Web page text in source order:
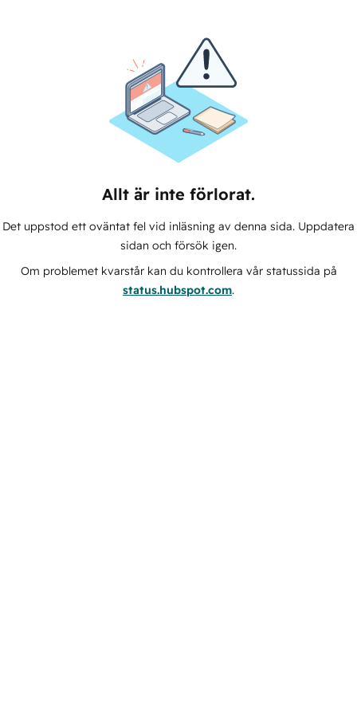
Allt är inte förlorat.
Det uppstod ett oväntat fel vid inläsning av denna sida. Uppdatera
sidan och försök igen.
Om problemet kvarstår kan du kontrollera vår statussida på
status.hubspot.com.